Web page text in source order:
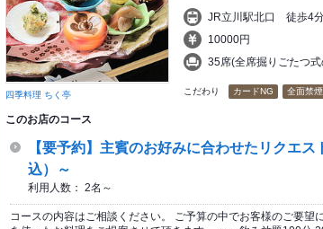
四季料理 ちく亭
JR立川駅北口 徒歩4
10000円
35席(全席掘りごたつ
こだわり カードNG 全面禁煙
このお店のコース
【要予約】主賓のお好みに合わせたリクエ
込）～
利用人数： 2名～
コースの内容はご相談ください。 ご予算の中でお客様のご要